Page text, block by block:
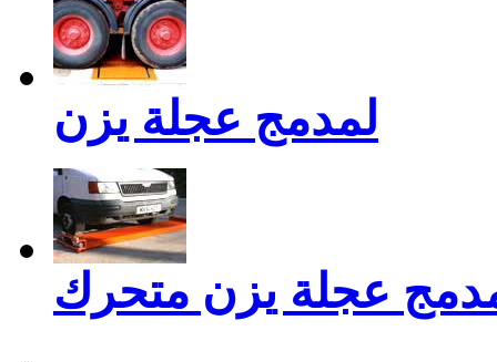
لمدمج عجلة يزن
عجلة يزن متحرك